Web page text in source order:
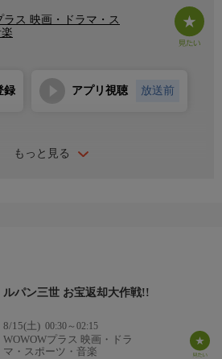
ラス 映画・ドラマ・ス
もっと見る
録 アプリ視聴 放送前
い、久々の仕事で肩慣らしをしたルパ
ダイヤとはサグラダファミリアの最上
ヤ。ただし、これを手に入れるには、
んできたお宝を、期日内にもとの場所に
してルパンはトリックダイヤを手に入
ルパン三世 お宝返却大作戦!!
8/15(土) 00:30～02:15
WOWOWプラス 映画・ドラ
マ・スポーツ・音楽